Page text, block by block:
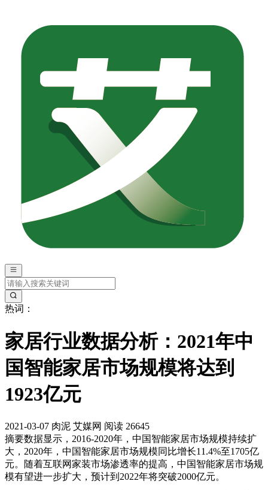
热词：
家居行业数据分析：2021年中
国智能家居市场规模将达到
1923亿元
2021-03-07 肉泥 艾媒网 阅读 26645
摘要数据显示，2016-2020年，中国智能家居市场规模持续扩
大，2020年，中国智能家居市场规模同比增长11.4%至1705亿
元。随着互联网家装市场渗透率的提高，中国智能家居市场规
模有望进一步扩大，预计到2022年将突破2000亿元。